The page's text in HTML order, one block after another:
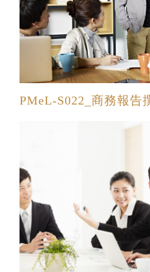
PMeL-S022_商務報告